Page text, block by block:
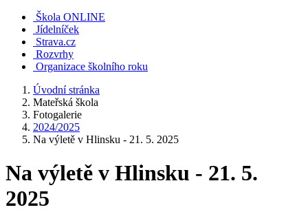
Škola ONLINE
Jídelníček
Strava.cz
Rozvrhy
Organizace školního roku
Úvodní stránka
Mateřská škola
Fotogalerie
2024/2025
Na výletě v Hlinsku - 21. 5. 2025
Na výletě v Hlinsku - 21. 5.
2025